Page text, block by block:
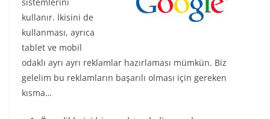
kullanır. İkisini de
kullanması, ayrıca
tablet ve mobil
odaklı ayrı ayrı reklamlar hazırlaması mümkün. Biz
gelelim bu reklamların başarılı olması için gereken
kısma…